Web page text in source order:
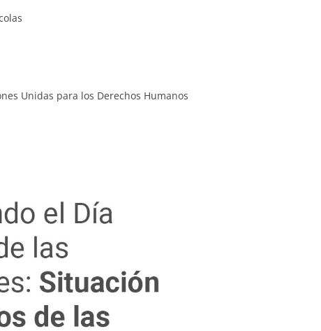
Unidas para los Derechos Humanos